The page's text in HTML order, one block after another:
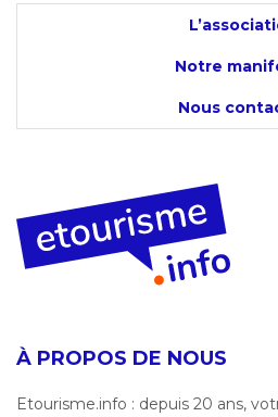
Notre
Nous
À PROPOS DE NOUS
Etourisme.info : depuis 20 ans,